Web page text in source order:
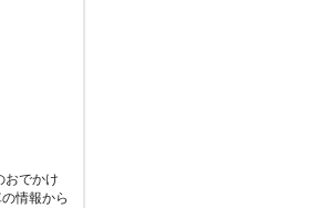
おでかけ
情報から